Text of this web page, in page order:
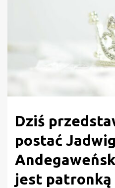
Dziś
postać
jest patronką